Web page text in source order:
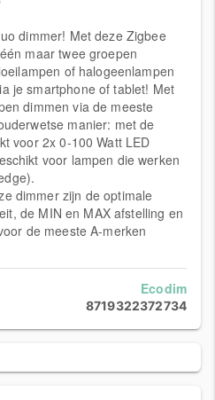
dimmer! Met deze Zigbee
maar twee groepen
of halogeenlampen
je smartphone of tablet! Met
dimmen via de meeste
manier: met de
voor 2x 0-100 Watt LED
voor lampen die werken
dimmer zijn de optimale
de MIN en MAX afstelling en
de meeste A-merken
Ecodim
8719322372734